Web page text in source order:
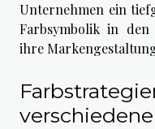
Unternehmen ein
Farbsymbolik in
ihre